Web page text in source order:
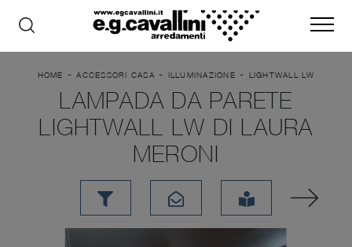
HOME -ACCESSORI CASA - ILLUMINAZIONE - LIGHTWALL LW
LAMPADA DA PARETE
LIGHTWALL LW DI LAURA
MERONI